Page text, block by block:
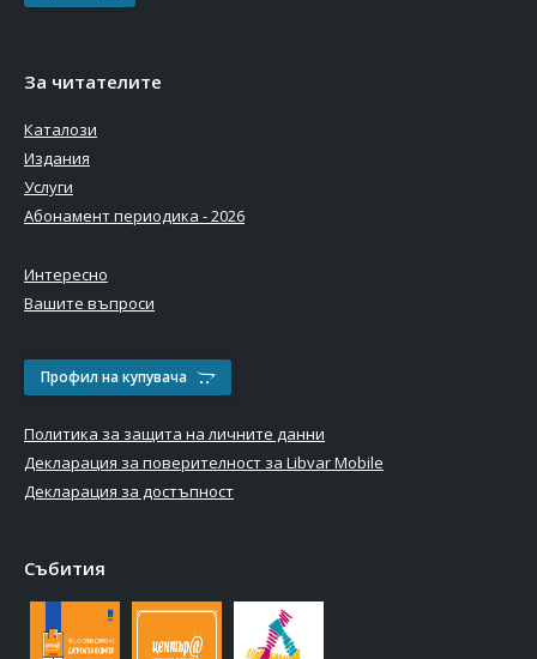
За читателите
Каталози
Издания
Услуги
Абонамент периодика - 2026
Интересно
Вашите въпроси
Профил на купувача
Политика за защита на личните данни
Декларация за поверителност за Libvar Mobile
Декларация за достъпност
Събития